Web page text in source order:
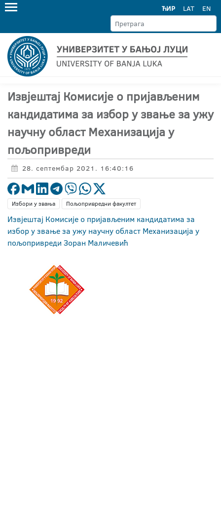
ЋИР LAT EN
Извјештај Комисије о пријављеним
кандидатима за избор у звање за ужу
научну област Механизација у
пољопривреди
28. септембар 2021. 16:40:16
Избори у звања Пољопривредни факултет
Извјештај Комисије о пријављеним кандидатима за
избор у звање за ужу научну област Механизација у
пољопривреди Зоран Маличевић